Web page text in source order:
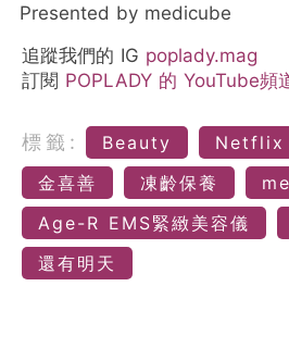
Presented by medicube
追蹤我們的 IG poplady.mag
訂閱 POPLADY 的 YouTube頻
標籤: Beauty Netflix
金喜善
凍齡保養
Age-R EMS緊緻美容儀
還有明天